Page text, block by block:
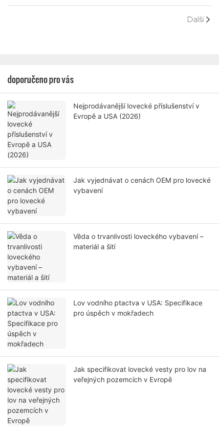
Další
doporučeno pro vás
Nejprodávanější lovecké příslušenství v
Evropě a USA (2026)
Jak vyjednávat o cenách OEM pro lovecké
vybavení
Věda o trvanlivosti loveckého vybavení –
materiál a šití
Lov vodního ptactva v USA: Specifikace
pro úspěch v mokřadech
Jak specifikovat lovecké vesty pro lov na
veřejných pozemcích v Evropě